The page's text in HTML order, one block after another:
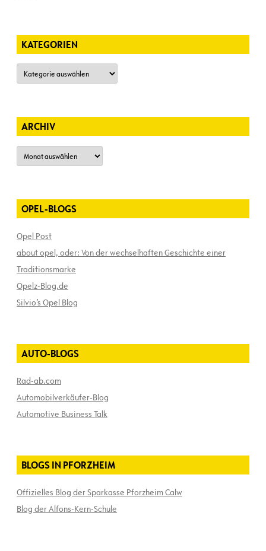
KATEGORIEN
Kategorien
ARCHIV
Archiv
OPEL-BLOGS
Opel Post
about opel, oder: Von der wechselhaften Geschichte einer
Traditionsmarke
Opelz-Blog.de
Silvio’s Opel Blog
AUTO-BLOGS
Rad-ab.com
Automobilverkäufer-Blog
Automotive Business Talk
BLOGS IN PFORZHEIM
Offizielles Blog der Sparkasse Pforzheim Calw
Blog der Alfons-Kern-Schule